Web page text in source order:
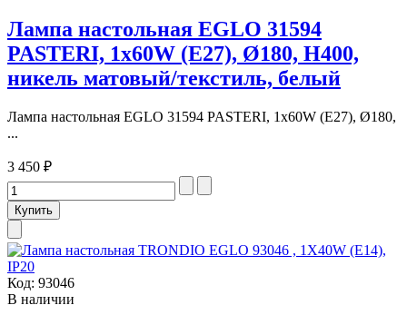
Лампа настольная EGLO 31594
PASTERI, 1х60W (E27), Ø180, H400,
никель матовый/текстиль, белый
Лампа настольная EGLO 31594 PASTERI, 1х60W (E27), Ø180,
...
3 450 ₽
Код: 93046
В наличии